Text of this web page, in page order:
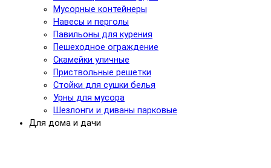
Мусорные контейнеры
Навесы и перголы
Павильоны для курения
Пешеходное ограждение
Скамейки уличные
Приствольные решетки
Стойки для сушки белья
Урны для мусора
Шезлонги и диваны парковые
Для дома и дачи